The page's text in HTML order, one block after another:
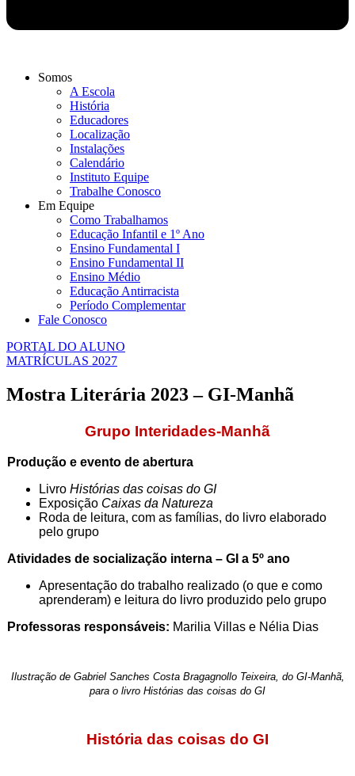
Somos
A Escola
História
Educadores
Localização
Instalações
Calendário
Instituto Equipe
Trabalhe Conosco
Em Equipe
Como Trabalhamos
Educação Infantil e 1º Ano
Ensino Fundamental I
Ensino Fundamental II
Ensino Médio
Educação Antirracista
Período Complementar
Fale Conosco
PORTAL DO ALUNO
MATRÍCULAS 2027
Mostra Literária 2023 – GI-Manhã
Grupo Interidades-Manhã
Produção e evento de abertura
Livro Histórias das coisas do GI
Exposição Caixas da Natureza
Roda de leitura, com as famílias, do livro elaborado
pelo grupo
Atividades de socialização interna – GI a 5º ano
Apresentação do trabalho realizado (o que e como
aprenderam) e leitura do livro produzido pelo grupo
Professoras responsáveis: Marilia Villas e Nélia Dias
Ilustração de Gabriel Sanches Costa Bragagnollo Teixeira, do GI-Manhã,
para o livro Histórias das coisas do GI
História das coisas do GI